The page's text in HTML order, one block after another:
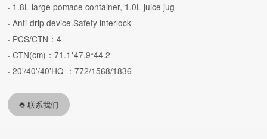
· 1.8L large pomace container, 1.0L juice jug
· Anti-drip device.Safety interlock
· PCS/CTN：4
· CTN(cm)：71.1*47.9*44.2
· 20'/40'/40'HQ ：772/1568/1836
联系我们